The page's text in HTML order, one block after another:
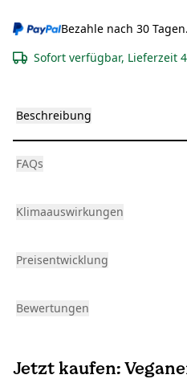
Bezahle nach 30 Tagen.
Sofort verfügbar, Lieferzeit
Beschreibung
FAQs
Klimaauswirkungen
Preisentwicklung
Bewertungen
Jetzt kaufen: